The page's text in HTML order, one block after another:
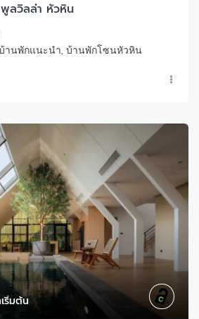
ลวิลล่า หัวหิน
านพักแนะนำ, บ้านพักโซนหัวหิน
ริ่มต้น